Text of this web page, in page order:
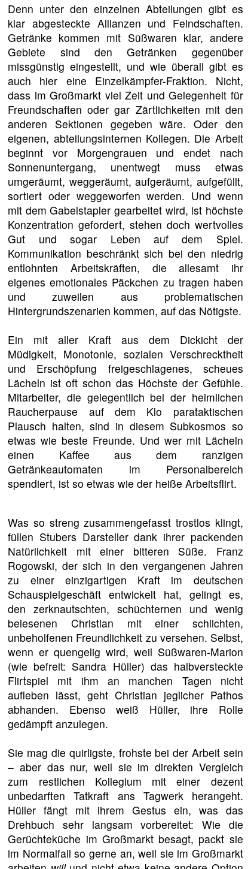
Denn unter den einzelnen Abteilungen gibt es
klar abgesteckte Allianzen und Feindschaften.
Getränke kommen mit Süßwaren klar, andere
Gebiete sind den Getränken gegenüber
missgünstig eingestellt, und wie überall gibt es
auch hier eine Einzelkämpfer-Fraktion. Nicht,
dass im Großmarkt viel Zeit und Gelegenheit für
Freundschaften oder gar Zärtlichkeiten mit den
anderen Sektionen gegeben wäre. Oder den
eigenen, abteilungsinternen Kollegen. Die Arbeit
beginnt vor Morgengrauen und endet nach
Sonnenuntergang, unentwegt muss etwas
umgeräumt, weggeräumt, aufgeräumt, aufgefüllt,
sortiert oder weggeworfen werden. Und wenn
mit dem Gabelstapler gearbeitet wird, ist höchste
Konzentration gefordert, stehen doch wertvolles
Gut und sogar Leben auf dem Spiel.
Kommunikation beschränkt sich bei den niedrig
entlohnten Arbeitskräften, die allesamt ihr
eigenes emotionales Päckchen zu tragen haben
und zuweilen aus problematischen
Hintergrundszenarien kommen, auf das Nötigste.
Ein mit aller Kraft aus dem Dickicht der
Müdigkeit, Monotonie, sozialen Verschrecktheit
und Erschöpfung freigeschlagenes, scheues
Lächeln ist oft schon das Höchste der Gefühle.
Mitarbeiter, die gelegentlich bei der heimlichen
Raucherpause auf dem Klo parataktischen
Plausch halten, sind in diesem Subkosmos so
etwas wie beste Freunde. Und wer mit Lächeln
einen Kaffee aus dem ranzigen
Getränkeautomaten im Personalbereich
spendiert, ist so etwas wie der heiße Arbeitsflirt.
Was so streng zusammengefasst trostlos klingt,
füllen Stubers Darsteller dank ihrer packenden
Natürlichkeit mit einer bitteren Süße. Franz
Rogowski, der sich in den vergangenen Jahren
zu einer einzigartigen Kraft im deutschen
Schauspielgeschäft entwickelt hat, gelingt es,
den zerknautschten, schüchternen und wenig
belesenen Christian mit einer schlichten,
unbeholfenen Freundlichkeit zu versehen. Selbst,
wenn er quengelig wird, weil Süßwaren-Marion
(wie befreit: Sandra Hüller) das halbversteckte
Flirtspiel mit ihm an manchen Tagen nicht
aufleben lässt, geht Christian jeglicher Pathos
abhanden. Ebenso weiß Hüller, ihre Rolle
gedämpft anzulegen.
Sie mag die quirligste, frohste bei der Arbeit sein
– aber das nur, weil sie im direkten Vergleich
zum restlichen Kollegium mit einer dezent
unbedarften Tatkraft ans Tagwerk herangeht.
Hüller fängt mit ihrem Gestus ein, was das
Drehbuch sehr langsam vorbereitet: Wie die
Gerüchteküche im Großmarkt besagt, packt sie
im Normalfall so gerne an, weil sie im Großmarkt